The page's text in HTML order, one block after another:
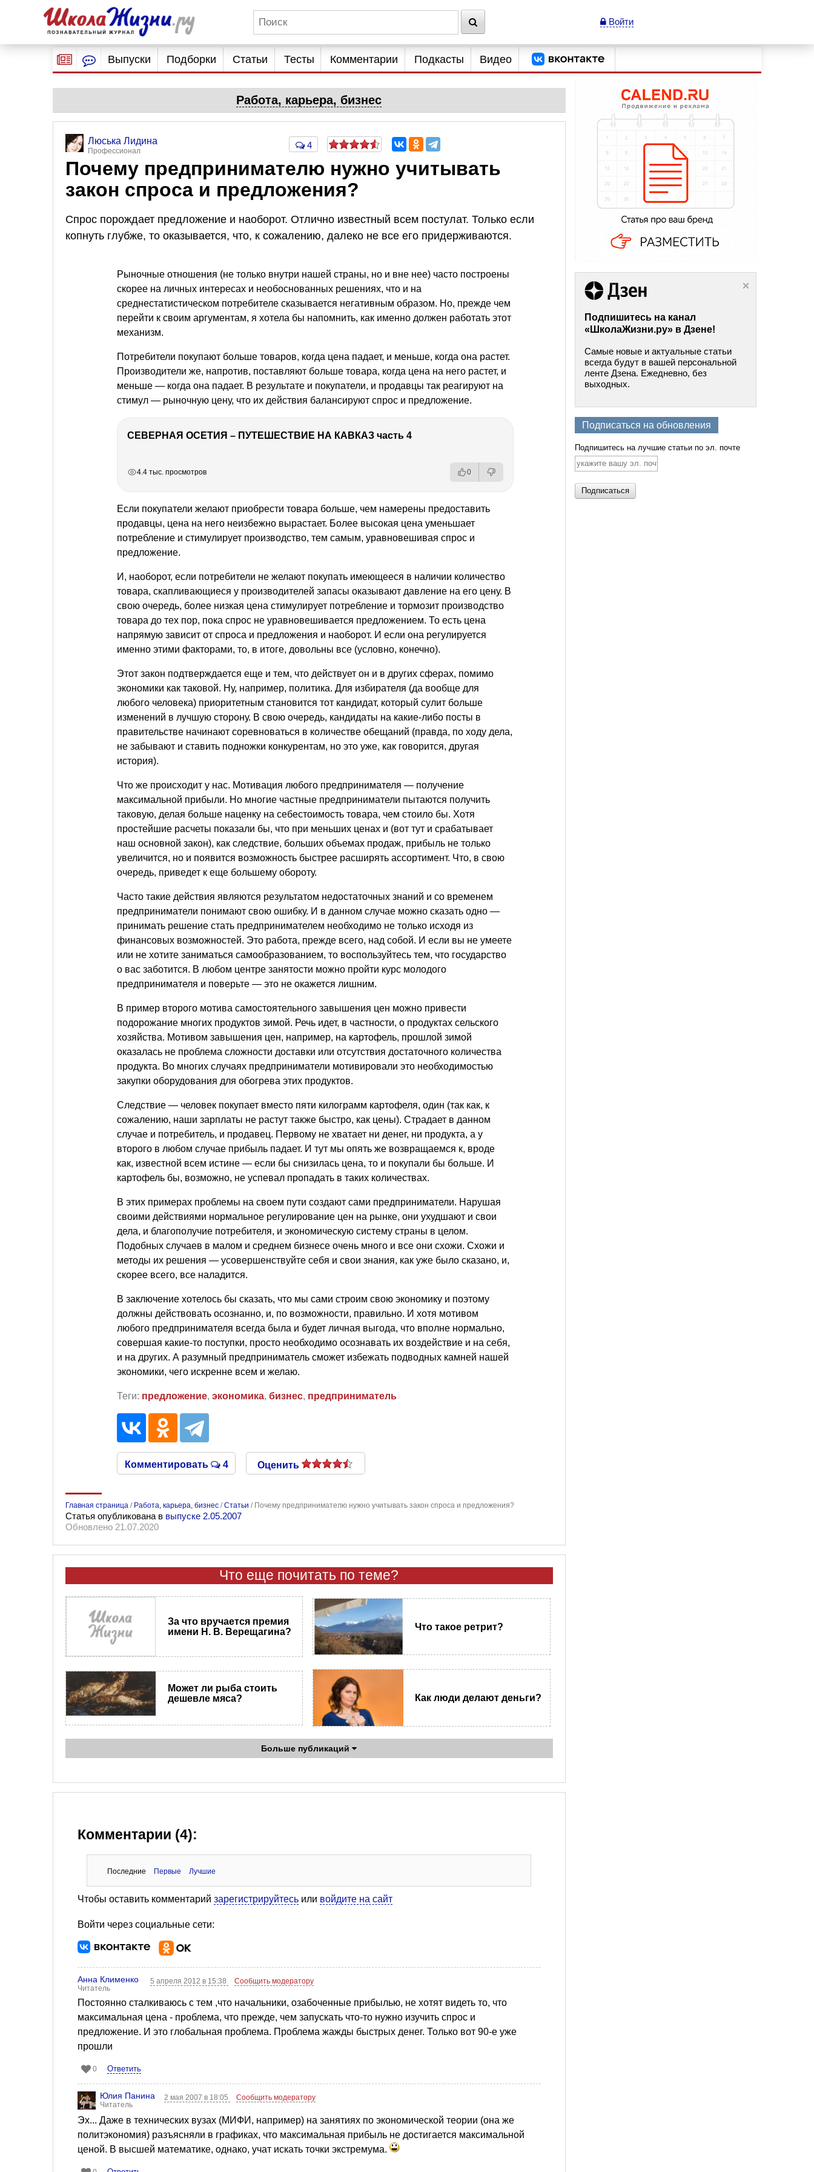
Войти
Выпуски Подборки Статьи Тесты Комментарии Подкасты Видео
Работа, карьера, бизнес
Люська Лидина
Профессионал
4
Почему предпринимателю нужно учитывать
закон спроса и предложения?
Спрос порождает предложение и наоборот. Отлично известный всем постулат. Только если
копнуть глубже, то оказывается, что, к сожалению, далеко не все его придерживаются.
Рыночные отношения (не только внутри нашей страны, но и вне нее) часто построены
скорее на личных интересах и необоснованных решениях, что и на
среднестатистическом потребителе сказывается негативным образом. Но, прежде чем
перейти к своим аргументам, я хотела бы напомнить, как именно должен работать этот
механизм.
Потребители покупают больше товаров, когда цена падает, и меньше, когда она растет.
Производители же, напротив, поставляют больше товара, когда цена на него растет, и
меньше — когда она падает. В результате и покупатели, и продавцы так реагируют на
стимул — рыночную цену, что их действия балансируют спрос и предложение.
СЕВЕРНАЯ ОСЕТИЯ – ПУТЕШЕСТВИЕ НА КАВКАЗ часть 4
4.4 тыс. просмотров 0
Если покупатели желают приобрести товара больше, чем намерены предоставить
продавцы, цена на него неизбежно вырастает. Более высокая цена уменьшает
потребление и стимулирует производство, тем самым, уравновешивая спрос и
предложение.
И, наоборот, если потребители не желают покупать имеющееся в наличии количество
товара, скапливающиеся у производителей запасы оказывают давление на его цену. В
свою очередь, более низкая цена стимулирует потребление и тормозит производство
товара до тех пор, пока спрос не уравновешивается предложением. То есть цена
напрямую зависит от спроса и предложения и наоборот. И если она регулируется
именно этими факторами, то, в итоге, довольны все (условно, конечно).
Этот закон подтверждается еще и тем, что действует он и в других сферах, помимо
экономики как таковой. Ну, например, политика. Для избирателя (да вообще для
любого человека) приоритетным становится тот кандидат, который сулит больше
изменений в лучшую сторону. В свою очередь, кандидаты на какие-либо посты в
правительстве начинают соревноваться в количестве обещаний (правда, по ходу дела,
не забывают и ставить подножки конкурентам, но это уже, как говорится, другая
история).
Что же происходит у нас. Мотивация любого предпринимателя — получение
максимальной прибыли. Но многие частные предприниматели пытаются получить
таковую, делая больше наценку на себестоимость товара, чем стоило бы. Хотя
простейшие расчеты показали бы, что при меньших ценах и (вот тут и срабатывает
наш основной закон), как следствие, больших объемах продаж, прибыль не только
увеличится, но и появится возможность быстрее расширять ассортимент. Что, в свою
очередь, приведет к еще большему обороту.
Часто такие действия являются результатом недостаточных знаний и со временем
предприниматели понимают свою ошибку. И в данном случае можно сказать одно —
принимать решение стать предпринимателем необходимо не только исходя из
финансовых возможностей. Это работа, прежде всего, над собой. И если вы не умеете
или не хотите заниматься самообразованием, то воспользуйтесь тем, что государство
о вас заботится. В любом центре занятости можно пройти курс молодого
предпринимателя и поверьте — это не окажется лишним.
В пример второго мотива самостоятельного завышения цен можно привести
подорожание многих продуктов зимой. Речь идет, в частности, о продуктах сельского
хозяйства. Мотивом завышения цен, например, на картофель, прошлой зимой
оказалась не проблема сложности доставки или отсутствия достаточного количества
продукта. Во многих случаях предприниматели мотивировали это необходимостью
закупки оборудования для обогрева этих продуктов.
Следствие — человек покупает вместо пяти килограмм картофеля, один (так как, к
сожалению, наши зарплаты не растут также быстро, как цены). Страдает в данном
случае и потребитель, и продавец. Первому не хватает ни денег, ни продукта, а у
второго в любом случае прибыль падает. И тут мы опять же возвращаемся к, вроде
как, известной всем истине — если бы снизилась цена, то и покупали бы больше. И
картофель бы, возможно, не успевал пропадать в таких количествах.
В этих примерах проблемы на своем пути создают сами предприниматели. Нарушая
своими действиями нормальное регулирование цен на рынке, они ухудшают и свои
дела, и благополучие потребителя, и экономическую систему страны в целом.
Подобных случаев в малом и среднем бизнесе очень много и все они схожи. Схожи и
методы их решения — усовершенствуйте себя и свои знания, как уже было сказано, и,
скорее всего, все наладится.
В заключение хотелось бы сказать, что мы сами строим свою экономику и поэтому
должны действовать осознанно, и, по возможности, правильно. И хотя мотивом
любого предпринимателя всегда была и будет личная выгода, что вполне нормально,
совершая какие-то поступки, просто необходимо осознавать их воздействие и на себя,
и на других. А разумный предприниматель сможет избежать подводных камней нашей
экономики, чего искренне всем и желаю.
Теги: предложение, экономика, бизнес, предприниматель
Комментировать 4 Оценить
Главная страница / Работа, карьера, бизнес /Статьи / Почему предпринимателю нужно учитывать закон спроса и предложения?
Статья опубликована в выпуске 2.05.2007
Обновлено 21.07.2020
Что еще почитать по теме?
За что вручается премия
имени Н. В. Верещагина?
Что такое ретрит?
Может ли рыба стоить
дешевле мяса?
Как люди делают деньги?
Больше публикаций
Комментарии (4):
Последние Первые Лучшие
Чтобы оставить комментарий зарегистрируйтесь или войдите на сайт
Войти через социальные сети:
Анна Клименко
Читатель
5 апреля 2012 в 15:38 Сообщить модератору
Постоянно сталкиваюсь с тем ,что начальники, озабоченные прибылью, не хотят видеть то, что
максимальная цена - проблема, что прежде, чем запускать что-то нужно изучить спрос и
предложение. И это глобальная проблема. Проблема жажды быстрых денег. Только вот 90-е уже
прошли
0 Ответить
Юлия Панина
Читатель
2 мая 2007 в 18:05 Сообщить модератору
Эх... Даже в технических вузах (МИФИ, например) на занятиях по экономической теории (она же
политэкономия) разъясняли в графиках, что максимальная прибыль не достигается максимальной
ценой. В высшей математике, однако, учат искать точки экстремума.
Подпишитесь на канал
«ШколаЖизни.ру» в Дзене!
Самые новые и актуальные статьи
всегда будут в вашей персональной
ленте Дзена. Ежедневно, без
выходных.
Подписаться на обновления
Подпишитесь на лучшие статьи по эл. почте